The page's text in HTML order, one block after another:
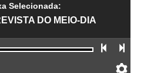
Selecionada:
DO MEIO-DIA
Faixa